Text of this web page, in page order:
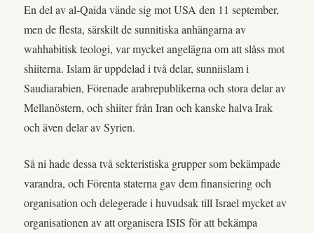
En del av al-Qaida vände sig mot USA den 11 september,
men de flesta, särskilt de sunnitiska anhängarna av
wahhabitisk teologi, var mycket angelägna om att slåss mot
shiiterna. Islam är uppdelad i två delar, sunniislam i
Saudiarabien, Förenade arabrepublikerna och stora delar av
Mellanöstern, och shiiter från Iran och kanske halva Irak
och även delar av Syrien.
Så ni hade dessa två sekteristiska grupper som bekämpade
varandra, och Förenta staterna gav dem finansiering och
organisation och delegerade i huvudsak till Israel mycket av
organisationen av att organisera ISIS för att bekämpa